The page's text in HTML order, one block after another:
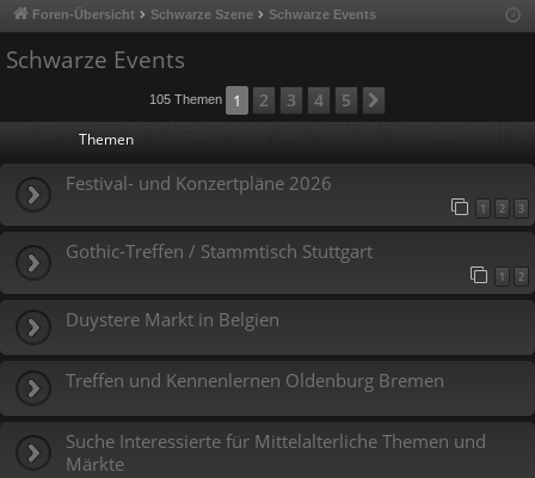
en Foren-Übersicht Schwarze Szene Schwarze Events
Schwarze Events
105 Themen 1 2 3 4 5
Themen
Festival- und Konzertpläne 2026
1 2 3
Gothic-Treffen / Stammtisch Stuttgart
1 2
Duystere Markt in Belgien
Treffen und Kennenlernen Oldenburg Bremen
Suche Interessierte für Mittelalterliche Themen und
Märkte